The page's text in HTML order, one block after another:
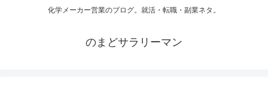
化学メーカー営業のブログ。就活・転職・副業ネタ。
のまどサラリーマン